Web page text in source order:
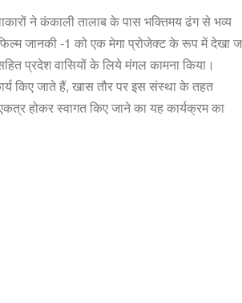
ने कंकाली तालाब के पास भक्तिमय ढंग से भव्य
फिल्म जानकी -1 को एक मेगा प्रोजेक्ट के रूप में देखा
प्रदेश वासियों के लिये मंगल कामना किया।
किए जाते हैं, खास तौर पर इस संस्था के तहत
होकर स्वागत किए जाने का यह कार्यक्रम का